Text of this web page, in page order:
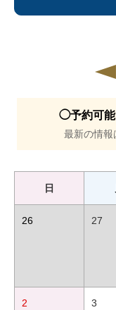
◯予約可
最新の情報
日
26 27
2
3